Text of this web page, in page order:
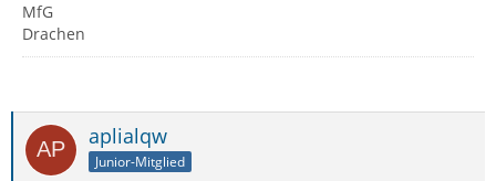
MfG
Drachen
aplialqw
Junior-Mitglied